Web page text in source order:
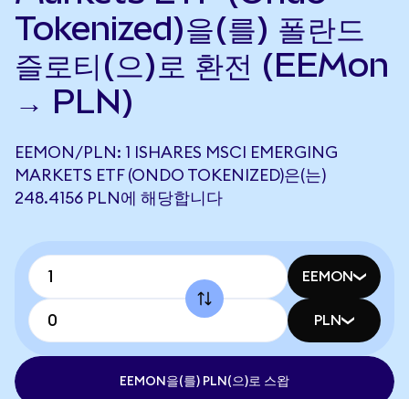
Tokenized)을(를) 폴란드
즐로티(으)로 환전 (EEMon
→ PLN)
EEMON/PLN: 1 ISHARES MSCI EMERGING
MARKETS ETF (ONDO TOKENIZED)은(는)
248.4156 PLN에 해당합니다
EEMON
PLN
EEMON을(를) PLN(으)로 스왑